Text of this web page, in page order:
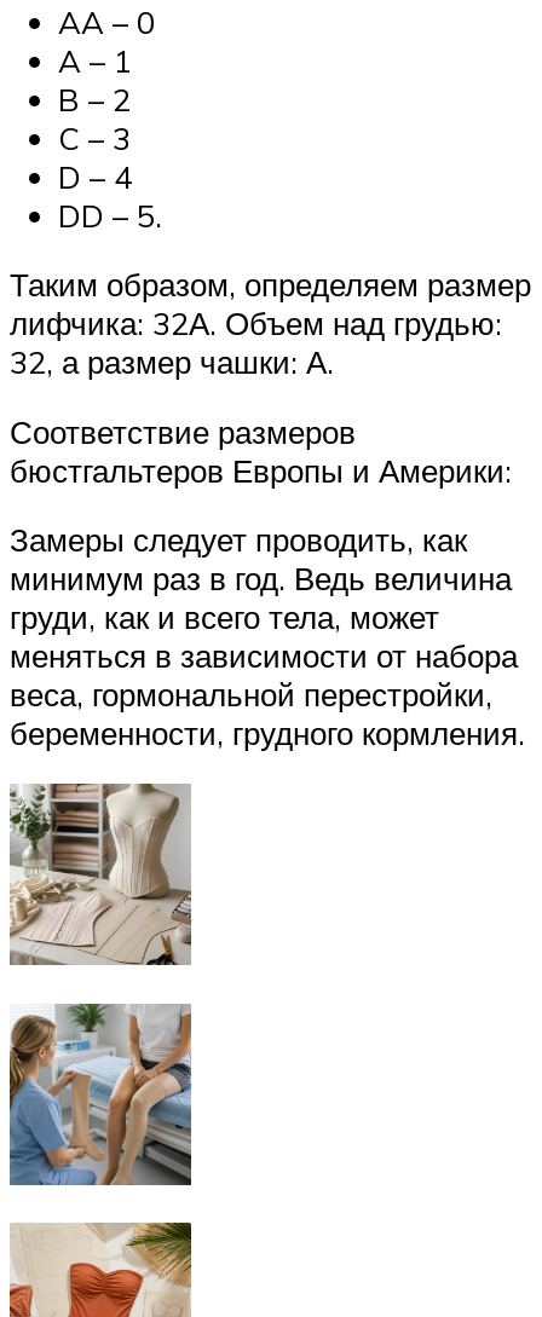
AA – 0
A – 1
B – 2
C – 3
D – 4
DD – 5.
Таким образом, определяем размер
лифчика: 32А. Объем над грудью:
32, а размер чашки: А.
Соответствие размеров
бюстгальтеров Европы и Америки:
Замеры следует проводить, как
минимум раз в год. Ведь величина
груди, как и всего тела, может
меняться в зависимости от набора
веса, гормональной перестройки,
беременности, грудного кормления.